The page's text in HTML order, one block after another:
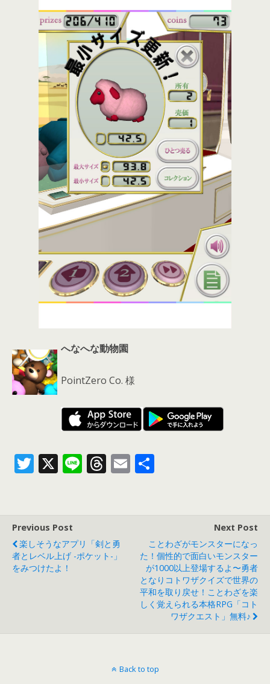
へなへな動物園
PointZero Co. 様
T
er
X Li T
d
s
E
Previous Post
楽しそうなアプリ「剣と勇
者とレベル上げ -ポケット-」
をみつけたよ！
Next Post
ことわざがモンスターになっ
た！個性的で面白いモンスター
が1000以上登場するよ〜勇者
となりコトワザクイズで世界の
平和を取り戻せ！ことわざを楽
しく覚えられる本格RPG「コト
ワザクエスト」無料♪
Back to top